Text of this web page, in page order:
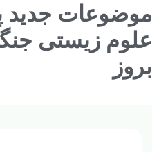
موضوعات جدید
بروز